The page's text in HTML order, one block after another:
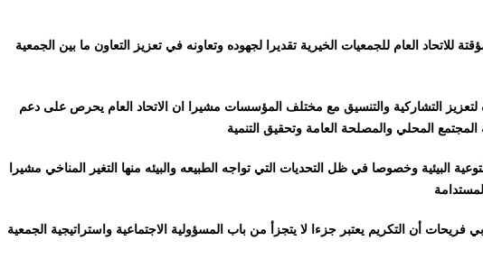
للاتحاد العام للجمعيات الخيرية تقديرا لجهوده وتعاونه في تعزيز التعاون ما بين الجمعية
التشاركية والتنسيق مع مختلف المؤسسات مشيرا ان الاتحاد العام يحرص على دعم
البيئية وخصوصا في ظل التحديات التي تواجه الطبيعه والبيئه منها التغير المناخي مشيرا
أن التكريم يعتبر جزءا لا يتجزأ من باب المسؤولية الاجتماعية واستراتيجية الجمعية